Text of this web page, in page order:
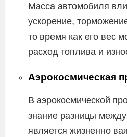
Масса автомобиля
ускорение,
то время как его вес
расход топлива и
Аэрокосмическая
В аэрокосмической
знание разницы
является жизненно